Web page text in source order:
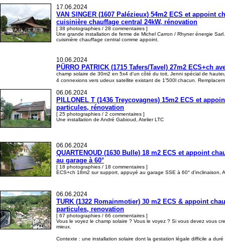
17.06.2024
VAN SINGER (1607 Palézieux) 54m2 ECS et
cuisinière chauffage central 24kW, rénovation
[ 38 photographies / 28 commentaires ]
Une grande installation de ferme de Michel Carron / Rhyner énergie
cuisinière chauffage central comme appoint.
10.06.2024
PÜRRO PATRICK (1715 Tafers/Tavel) 27m2 ECS+ch
champ solaire de 30m2 en 5x4 d'un côté du toit, Jenni spécial de
4 connexions vers udeux satellite existant de 1'500l chacun.
06.06.2024
PILLONEL T (1436 Treycovagnes) 15m2 ECS et
particules, rénovation
[ 25 photographies / 2 commentaires ]
Une installation de André Gabioud, Atelier LTC
06.06.2024
QUARTENOUD (1630 Bulle) 18 m2 ECS et appoint
au garage à 60°
[ 18 photographies / 18 commentaires ]
ECS+ch 18m2 sur support, appuyé au garage SSE à 60°
06.06.2024
TURK (1322 Romainmotier) 30 m2 ECS & appoint
particules, renovation
[ 67 photographies / 66 commentaires ]
Vous le voyez le champ solaire ? Vous le voyez ? Si vous devez vous
mieux.
Contexte : une installation solaire dont la gestation légale difficile a